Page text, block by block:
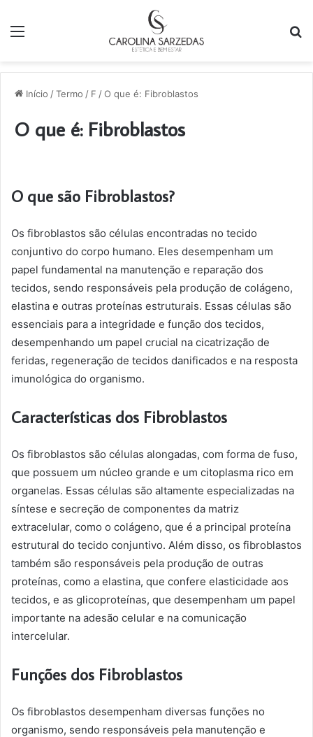
Início /Termo / F /O que é: Fibroblastos
O que é: Fibroblastos
O que são Fibroblastos?
Os fibroblastos são células encontradas no tecido
conjuntivo do corpo humano. Eles desempenham um
papel fundamental na manutenção e reparação dos
tecidos, sendo responsáveis pela produção de colágeno,
elastina e outras proteínas estruturais. Essas células são
essenciais para a integridade e função dos tecidos,
desempenhando um papel crucial na cicatrização de
feridas, regeneração de tecidos danificados e na resposta
imunológica do organismo.
Características dos Fibroblastos
Os fibroblastos são células alongadas, com forma de fuso,
que possuem um núcleo grande e um citoplasma rico em
organelas. Essas células são altamente especializadas na
síntese e secreção de componentes da matriz
extracelular, como o colágeno, que é a principal proteína
estrutural do tecido conjuntivo. Além disso, os fibroblastos
também são responsáveis pela produção de outras
proteínas, como a elastina, que confere elasticidade aos
tecidos, e as glicoproteínas, que desempenham um papel
importante na adesão celular e na comunicação
intercelular.
Funções dos Fibroblastos
Os fibroblastos desempenham diversas funções no
organismo, sendo responsáveis pela manutenção e